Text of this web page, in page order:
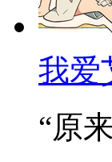
我爱
“原